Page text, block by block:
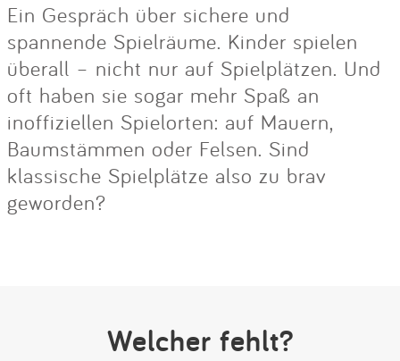
Ein Gespräch über sichere und
spannende Spielräume. Kinder spielen
überall – nicht nur auf Spielplätzen. Und
oft haben sie sogar mehr Spaß an
inoffiziellen Spielorten: auf Mauern,
Baumstämmen oder Felsen. Sind
klassische Spielplätze also zu brav
geworden?
Welcher fehlt?